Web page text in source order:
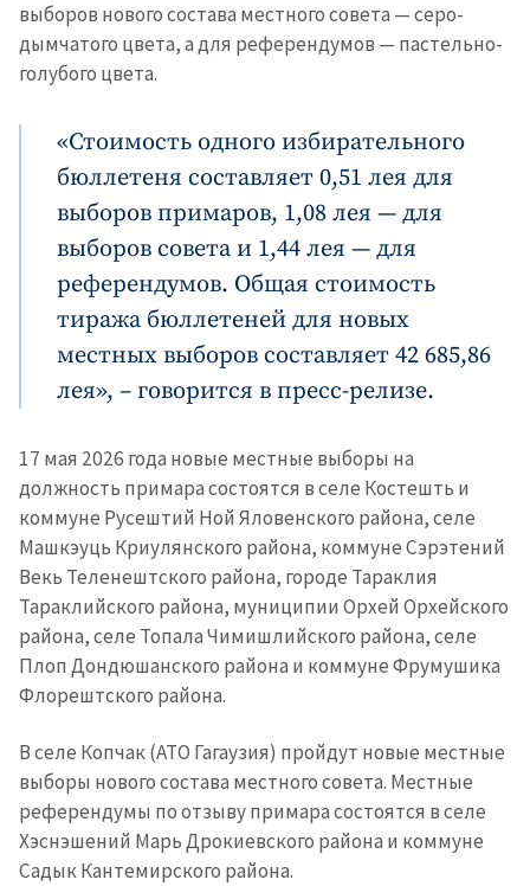
выборов нового состава местного совета — серо-
дымчатого цвета, а для референдумов — пастельно-
голубого цвета.
«Стоимость одного избирательного
бюллетеня составляет 0,51 лея для
выборов примаров, 1,08 лея — для
выборов совета и 1,44 лея — для
референдумов. Общая стоимость
тиража бюллетеней для новых
местных выборов составляет 42 685,86
лея», – говорится в пресс-релизе.
17 мая 2026 года новые местные выборы на
должность примара состоятся в селе Костешть и
коммуне Русештий Ной Яловенского района, селе
Машкэуць Криулянского района, коммуне Сэрэтений
Векь Теленештского района, городе Тараклия
Тараклийского района, муниципии Орхей Орхейского
района, селе Топала Чимишлийского района, селе
Плоп Дондюшанского района и коммуне Фрумушика
Флорештского района.
В селе Копчак (АТО Гагаузия) пройдут новые местные
выборы нового состава местного совета. Местные
референдумы по отзыву примара состоятся в селе
Хэснэшений Марь Дрокиевского района и коммуне
Садык Кантемирского района.